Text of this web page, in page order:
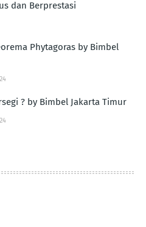
dan Berprestasi
Phytagoras by Bimbel
? by Bimbel Jakarta Timur